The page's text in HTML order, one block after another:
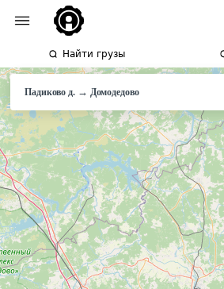
Найти грузы
Падиково д.→ Домодедово